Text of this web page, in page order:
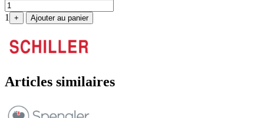
1 + Ajouter au panier
Articles similaires